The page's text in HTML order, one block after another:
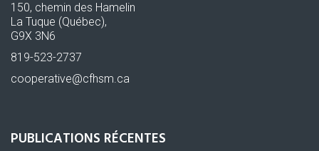
150, chemin des Hamelin
La Tuque (Québec),
G9X 3N6
819-523-2737
cooperative@cfhsm.ca
PUBLICATIONS RÉCENTES